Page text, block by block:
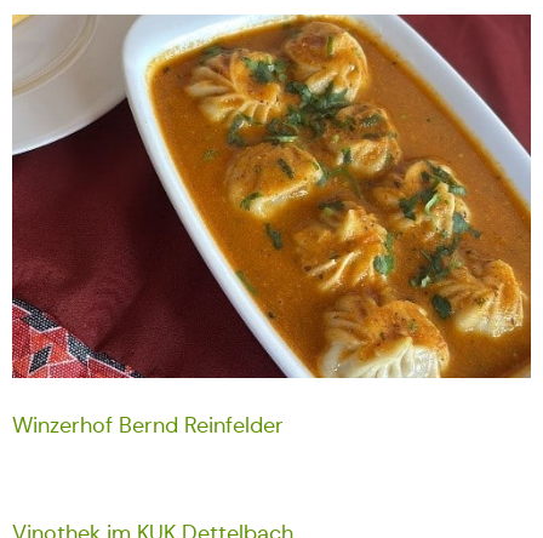
Winzerhof Bernd Reinfelder
Vinothek im KUK Dettelbach